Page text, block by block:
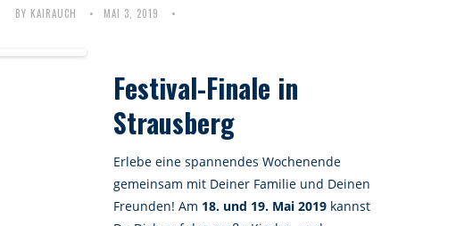
BY KAIRAUCH MAI 3, 2019
Festival-Finale in
Strausberg
Erlebe eine spannendes Wochenende
gemeinsam mit Deiner Familie und Deinen
Freunden! Am 18. und 19. Mai 2019 kannst